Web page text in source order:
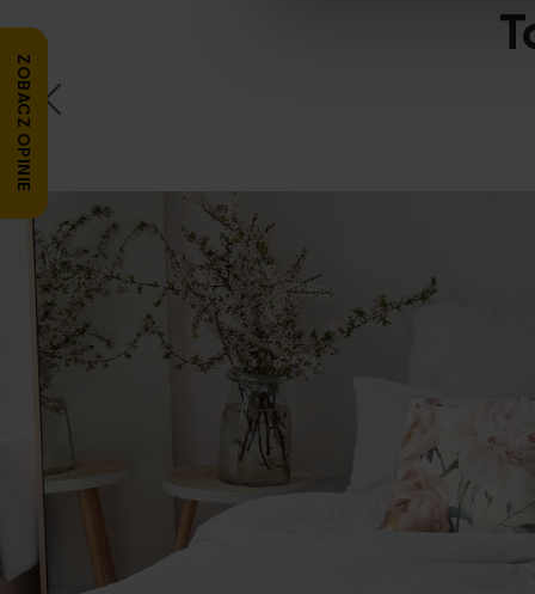
ZOBACZ OPINIE